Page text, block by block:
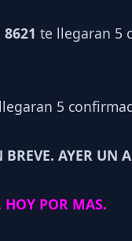
te llegaran 5
5
BREVE. AYER UN
HOY POR MAS.